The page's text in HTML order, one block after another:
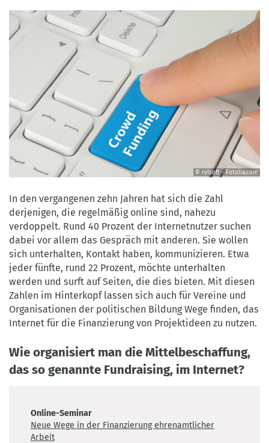
rvlsoft
-
Fotolia.com
© rvlsoft - Fotolia.com
In den vergangenen zehn Jahren hat sich die Zahl
derjenigen, die regelmäßig online sind, nahezu
verdoppelt. Rund 40 Prozent der Internetnutzer suchen
dabei vor allem das Gespräch mit anderen. Sie wollen
sich unterhalten, Kontakt haben, kommunizieren. Etwa
jeder fünfte, rund 22 Prozent, möchte unterhalten
werden und surft auf Seiten, die dies bieten. Mit diesen
Zahlen im Hinterkopf lassen sich auch für Vereine und
Organisationen der politischen Bildung Wege finden, das
Internet für die Finanzierung von Projektideen zu nutzen.
Wie organisiert man die Mittelbeschaffung,
das so genannte Fundraising, im Internet?
Online-Seminar
Neue Wege in der Finanzierung ehrenamtlicher
Arbeit